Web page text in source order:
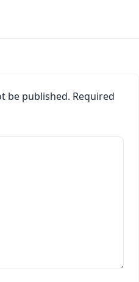
be published. Required